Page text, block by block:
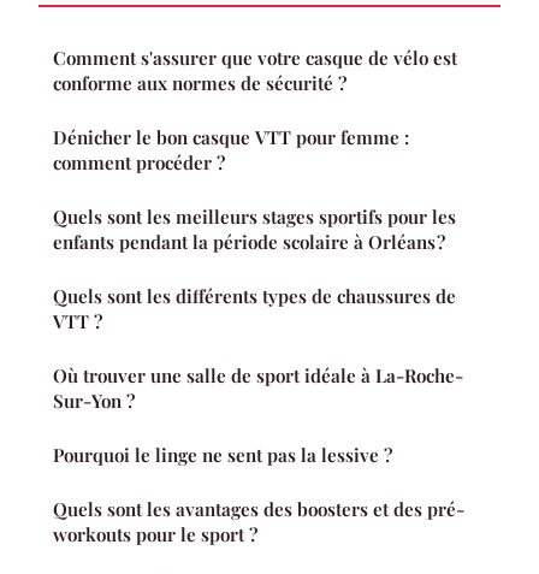
Comment s'assurer que votre casque de vélo est
conforme aux normes de sécurité ?
Dénicher le bon casque VTT pour femme :
comment procéder ?
Quels sont les meilleurs stages sportifs pour les
enfants pendant la période scolaire à Orléans ?
Quels sont les différents types de chaussures de
VTT ?
Où trouver une salle de sport idéale à La-Roche-
Sur-Yon ?
Pourquoi le linge ne sent pas la lessive ?
Quels sont les avantages des boosters et des pré-
workouts pour le sport ?